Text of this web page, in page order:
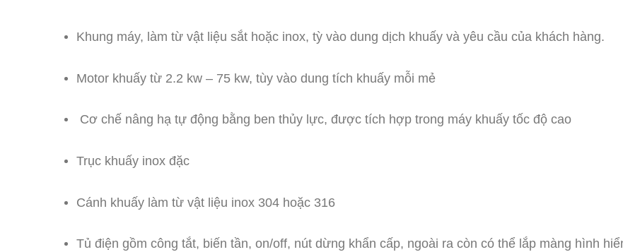
Khung máy, làm từ vật liệu sắt hoặc inox, tỳ vào dung dịch khuấy và yêu cầu của khách hàng.
Motor khuấy từ 2.2 kw – 75 kw, tùy vào dung tích khuấy mỗi mẻ
Cơ chế nâng hạ tự động bằng ben thủy lực, được tích hợp trong máy khuấy tốc độ cao
Trục khuấy inox đặc
Cánh khuấy làm từ vật liệu inox 304 hoặc 316
Tủ điện gồm công tắt, biến tần, on/off, nút dừng khẩn cấp, ngoài ra còn có thể lắp màng hình